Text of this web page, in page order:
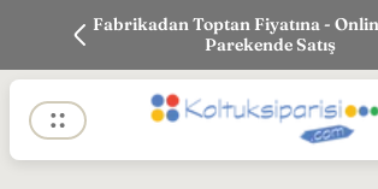
Fabrikadan Toptan Fiyatına -
Parekende Satış
Mağaza
logosu"